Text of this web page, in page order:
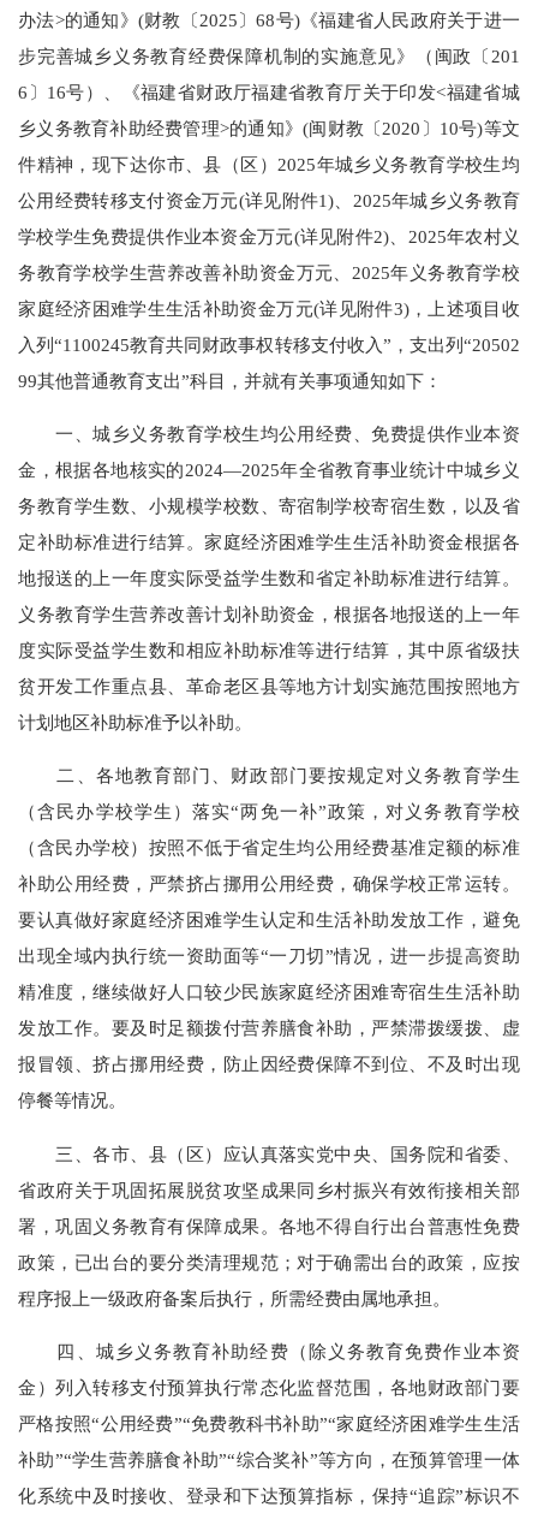
办法>的通知》(财教〔2025〕68号)《福建省人民政府关于进一
步完善城乡义务教育经费保障机制的实施意见》（闽政〔201
6〕16号）、《福建省财政厅福建省教育厅关于印发<福建省城
乡义务教育补助经费管理>的通知》(闽财教〔2020〕10号)等文
件精神，现下达你市、县（区）2025年城乡义务教育学校生均
公用经费转移支付资金万元(详见附件1)、2025年城乡义务教育
学校学生免费提供作业本资金万元(详见附件2)、2025年农村义
务教育学校学生营养改善补助资金万元、2025年义务教育学校
家庭经济困难学生生活补助资金万元(详见附件3)，上述项目收
入列“1100245教育共同财政事权转移支付收入”，支出列“20502
99其他普通教育支出”科目，并就有关事项通知如下：
一、城乡义务教育学校生均公用经费、免费提供作业本资
金，根据各地核实的2024—2025年全省教育事业统计中城乡义
务教育学生数、小规模学校数、寄宿制学校寄宿生数，以及省
定补助标准进行结算。家庭经济困难学生生活补助资金根据各
地报送的上一年度实际受益学生数和省定补助标准进行结算。
义务教育学生营养改善计划补助资金，根据各地报送的上一年
度实际受益学生数和相应补助标准等进行结算，其中原省级扶
贫开发工作重点县、革命老区县等地方计划实施范围按照地方
计划地区补助标准予以补助。
二、各地教育部门、财政部门要按规定对义务教育学生
（含民办学校学生）落实“两免一补”政策，对义务教育学校
（含民办学校）按照不低于省定生均公用经费基准定额的标准
补助公用经费，严禁挤占挪用公用经费，确保学校正常运转。
要认真做好家庭经济困难学生认定和生活补助发放工作，避免
出现全域内执行统一资助面等“一刀切”情况，进一步提高资助
精准度，继续做好人口较少民族家庭经济困难寄宿生生活补助
发放工作。要及时足额拨付营养膳食补助，严禁滞拨缓拨、虚
报冒领、挤占挪用经费，防止因经费保障不到位、不及时出现
停餐等情况。
三、各市、县（区）应认真落实党中央、国务院和省委、
省政府关于巩固拓展脱贫攻坚成果同乡村振兴有效衔接相关部
署，巩固义务教育有保障成果。各地不得自行出台普惠性免费
政策，已出台的要分类清理规范；对于确需出台的政策，应按
程序报上一级政府备案后执行，所需经费由属地承担。
四、城乡义务教育补助经费（除义务教育免费作业本资
金）列入转移支付预算执行常态化监督范围，各地财政部门要
严格按照“公用经费”“免费教科书补助”“家庭经济困难学生生活
补助”“学生营养膳食补助”“综合奖补”等方向，在预算管理一体
化系统中及时接收、登录和下达预算指标，保持“追踪”标识不